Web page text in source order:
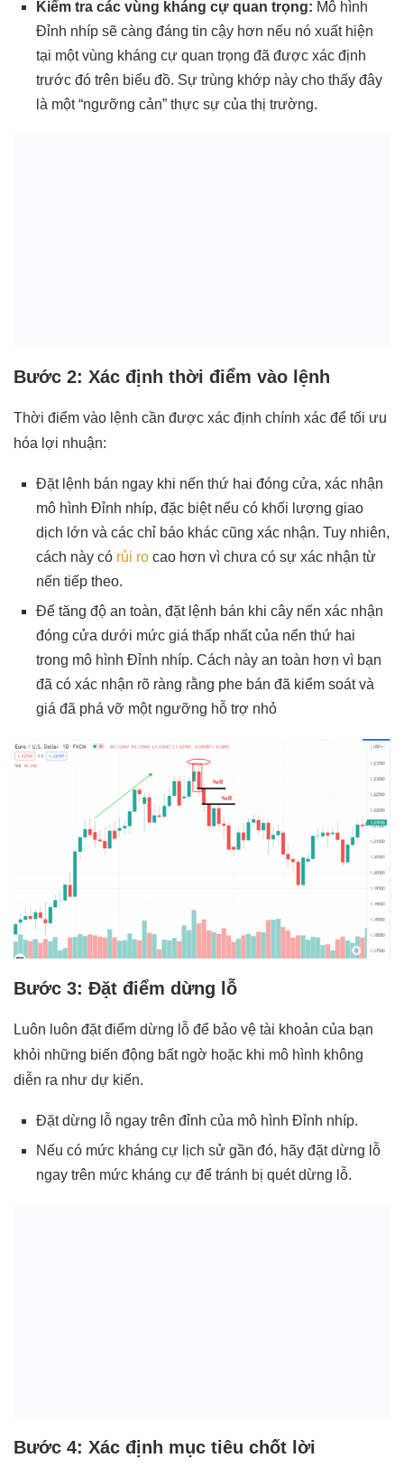
Kiểm tra các vùng kháng cự quan trọng: Mô hình
Đỉnh nhíp sẽ càng đáng tin cậy hơn nếu nó xuất hiện
tại một vùng kháng cự quan trọng đã được xác định
trước đó trên biểu đồ. Sự trùng khớp này cho thấy đây
là một “ngưỡng cản” thực sự của thị trường.
Bước 2: Xác định thời điểm vào lệnh
Thời điểm vào lệnh cần được xác định chính xác để tối ưu
hóa lợi nhuận:
Đặt lệnh bán ngay khi nến thứ hai đóng cửa, xác nhận
mô hình Đỉnh nhíp, đặc biệt nếu có khối lượng giao
dịch lớn và các chỉ báo khác cũng xác nhận. Tuy nhiên,
cách này có rủi ro cao hơn vì chưa có sự xác nhận từ
nến tiếp theo.
Để tăng độ an toàn, đặt lệnh bán khi cây nến xác nhận
đóng cửa dưới mức giá thấp nhất của nến thứ hai
trong mô hình Đỉnh nhíp. Cách này an toàn hơn vì bạn
đã có xác nhận rõ ràng rằng phe bán đã kiểm soát và
giá đã phá vỡ một ngưỡng hỗ trợ nhỏ
Bước 3: Đặt điểm dừng lỗ
Luôn luôn đặt điểm dừng lỗ để bảo vệ tài khoản của bạn
khỏi những biến động bất ngờ hoặc khi mô hình không
diễn ra như dự kiến.
Đặt dừng lỗ ngay trên đỉnh của mô hình Đỉnh nhíp.
Nếu có mức kháng cự lịch sử gần đó, hãy đặt dừng lỗ
ngay trên mức kháng cự để tránh bị quét dừng lỗ.
Bước 4: Xác định mục tiêu chốt lời